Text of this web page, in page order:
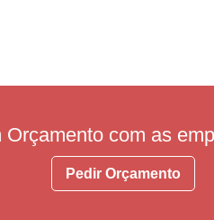
Orçamento com as
Pedir Orçamento